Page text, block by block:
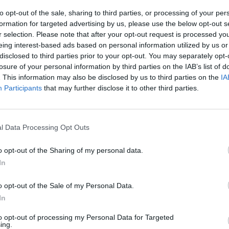
opt-out of the sale, sharing to third parties, or processing of your
for targeted advertising by us, please use the below opt-out
selection. Please note that after your opt-out request is processed
interest-based ads based on personal information utilized by us
to third parties prior to your opt-out. You may separately
of your personal information by third parties on the IAB’s list of
This information may also be disclosed by us to third parties on the
Participants that may further disclose it to other third parties.
Data Processing Opt Outs
opt-out of the Sharing of my personal data.
opt-out of the Sale of my Personal Data.
opt-out of processing my Personal Data for Targeted
08/11/2021 - 19:25
χρόνο από την
φαρμάκων μέσω
ΟΙΚΟΝΟΜΙΑ
πεθαίνουν κάθε χρόνο από την
27/08/2018 - 03:00